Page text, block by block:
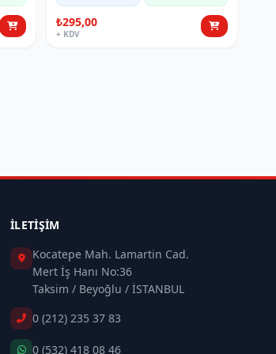
₺295,00
+ KDV
İLETIŞIM
Kocatepe Mah. Lamartin Cad.
Mert İş Hanı No:36
Taksim / Beyoğlu / İSTANBUL
0 (212) 235 37 83
0 (532) 418 08 46